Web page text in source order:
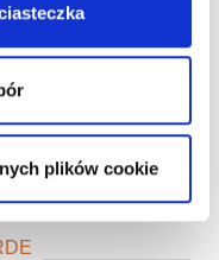
plików cookie